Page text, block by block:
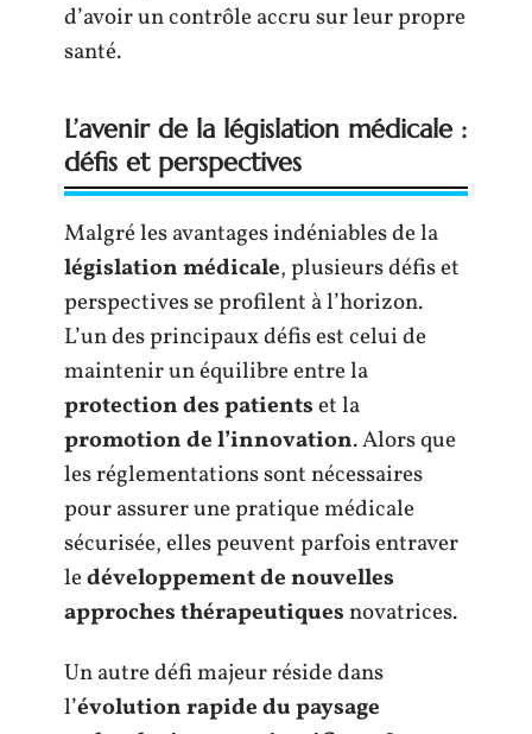
d’avoir un contrôle accru sur leur propre
santé.
L’avenir de la législation médicale :
défis et perspectives
Malgré les avantages indéniables de la
législation médicale, plusieurs défis et
perspectives se profilent à l’horizon.
L’un des principaux défis est celui de
maintenir un équilibre entre la
protection des patientset la
promotion de l’innovation. Alors que
les réglementations sont nécessaires
pour assurer une pratique médicale
sécurisée, elles peuvent parfois entraver
ledéveloppement de nouvelles
approches thérapeutiquesnovatrices.
Un autre défi majeur réside dans
l’évolution rapide du paysage